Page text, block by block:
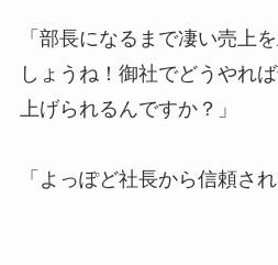
「部長になるまで凄い売上
しょうね！御社でどうやれ
上げられるんですか？」
「よっぽど社長から信頼さ